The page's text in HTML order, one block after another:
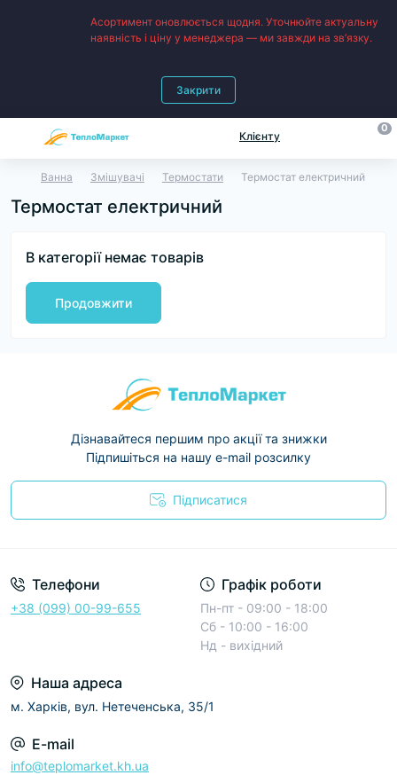
Асортимент оновлюється щодня. Уточнюйте актуальну
наявність і ціну у менеджера — ми завжди на зв’язку.
Закрити
Клієнту
0
Ванна Змішувачі Термостати Термостат електричний
Термостат електричний
В категорії немає товарів
Продовжити
Дізнавайтеся першим про акції та знижки
Підпишіться на нашу e-mail розсилку
Підписатися
Телефони
+38 (099) 00-99-655
Графік роботи
Пн-пт - 09:00 - 18:00
Сб - 10:00 - 16:00
Нд - вихідний
Наша адреса
м. Харків, вул. Нетеченська, 35/1
E-mail
info@teplomarket.kh.ua